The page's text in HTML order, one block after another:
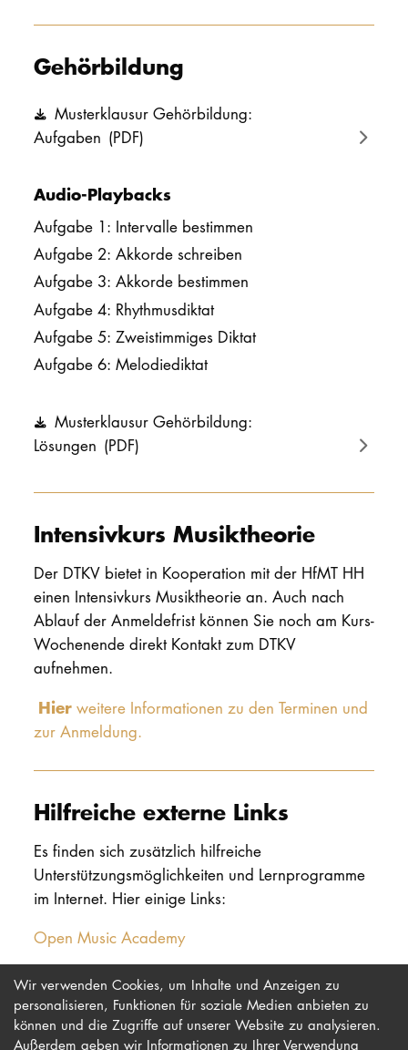
Gehörbildung
Musterklausur Gehörbildung:
Aufgaben (PDF)
Audio-Playbacks
Aufgabe 1: Intervalle bestimmen
Aufgabe 2: Akkorde schreiben
Aufgabe 3: Akkorde bestimmen
Aufgabe 4: Rhythmusdiktat
Aufgabe 5: Zweistimmiges Diktat
Aufgabe 6: Melodiediktat
Musterklausur Gehörbildung:
Lösungen (PDF)
Intensivkurs Musiktheorie
Der DTKV bietet in Kooperation mit der HfMT HH
einen Intensivkurs Musiktheorie an. Auch nach
Ablauf der Anmeldefrist können Sie noch am Kurs-
Wochenende direkt Kontakt zum DTKV
aufnehmen.
Hierweitere Informationen zu den Terminen und
zur Anmeldung.
Hilfreiche externe Links
Es finden sich zusätzlich hilfreiche
Unterstützungsmöglichkeiten und Lernprogramme
im Internet. Hier einige Links:
Open Music Academy
https://www.ear-training.org/
Wir verwenden Cookies, um Inhalte und Anzeigen zu
personalisieren, Funktionen für soziale Medien anbieten zu
können und die Zugriffe auf unserer Website zu analysieren.
Außerdem geben wir Informationen zu Ihrer Verwendung